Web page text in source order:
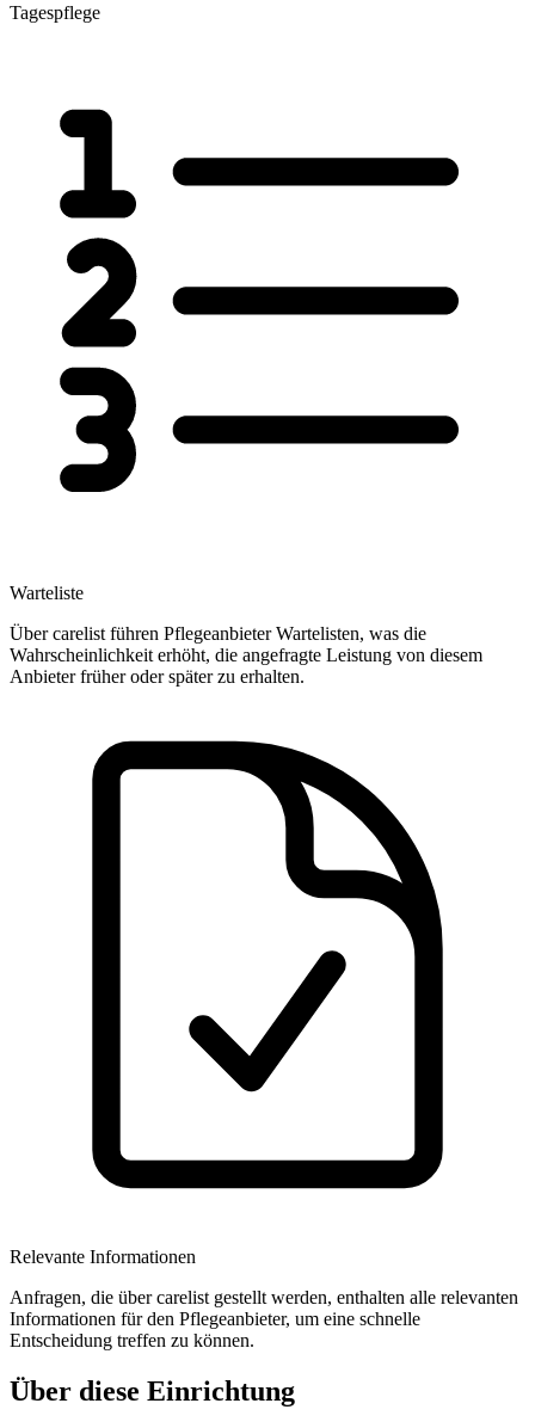
Tagespflege
Warteliste
Über carelist führen Pflegeanbieter Wartelisten, was die
Wahrscheinlichkeit erhöht, die angefragte Leistung von diesem
Anbieter früher oder später zu erhalten.
Relevante Informationen
Anfragen, die über carelist gestellt werden, enthalten alle relevanten
Informationen für den Pflegeanbieter, um eine schnelle
Entscheidung treffen zu können.
Über diese Einrichtung